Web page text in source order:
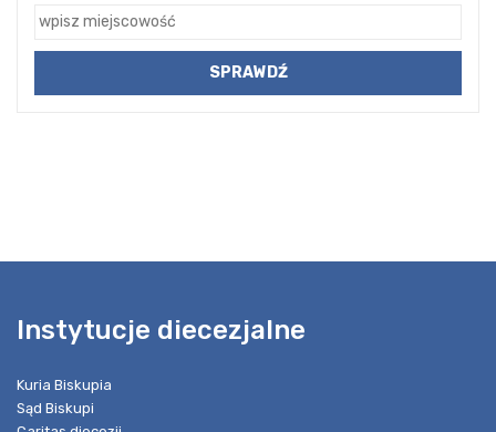
Instytucje diecezjalne
Kuria Biskupia
Sąd Biskupi